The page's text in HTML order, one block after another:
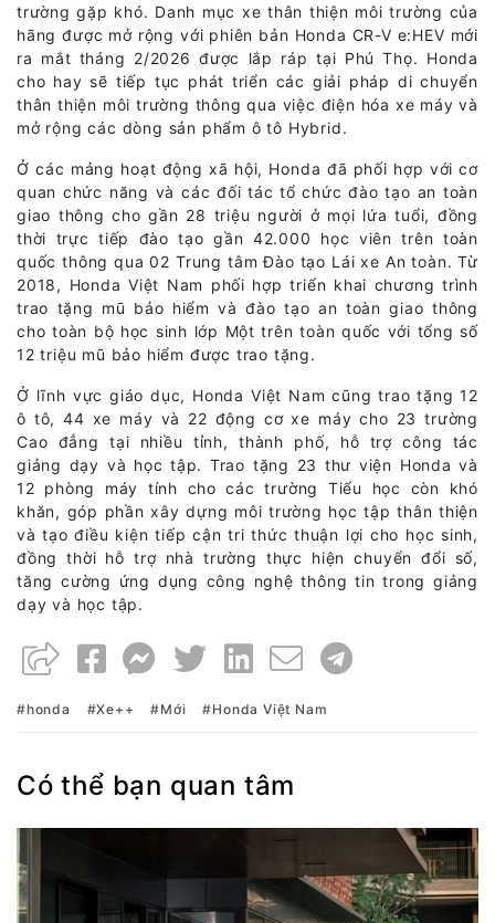
trường gặp khó. Danh mục xe thân thiện môi trường của
hãng được mở rộng với phiên bản Honda CR-V e:HEV mới
ra mắt tháng 2/2026 được lắp ráp tại Phú Thọ. Honda
cho hay sẽ tiếp tục phát triển các giải pháp di chuyển
thân thiện môi trường thông qua việc điện hóa xe máy và
mở rộng các dòng sản phẩm ô tô Hybrid.
Ở các mảng hoạt động xã hội, Honda đã phối hợp với cơ
quan chức năng và các đối tác tổ chức đào tạo an toàn
giao thông cho gần 28 triệu người ở mọi lứa tuổi, đồng
thời trực tiếp đào tạo gần 42.000 học viên trên toàn
quốc thông qua 02 Trung tâm Đào tạo Lái xe An toàn. Từ
2018, Honda Việt Nam phối hợp triển khai chương trình
trao tặng mũ bảo hiểm và đào tạo an toàn giao thông
cho toàn bộ học sinh lớp Một trên toàn quốc với tổng số
12 triệu mũ bảo hiểm được trao tặng.
Ở lĩnh vực giáo dục, Honda Việt Nam cũng trao tặng 12
ô tô, 44 xe máy và 22 động cơ xe máy cho 23 trường
Cao đẳng tại nhiều tỉnh, thành phố, hỗ trợ công tác
giảng dạy và học tập. Trao tặng 23 thư viện Honda và
12 phòng máy tính cho các trường Tiểu học còn khó
khăn, góp phần xây dựng môi trường học tập thân thiện
và tạo điều kiện tiếp cận tri thức thuận lợi cho học sinh,
đồng thời hỗ trợ nhà trường thực hiện chuyển đổi số,
tăng cường ứng dụng công nghệ thông tin trong giảng
dạy và học tập.
honda Xe++ Mới Honda Việt Nam
Có thể bạn quan tâm